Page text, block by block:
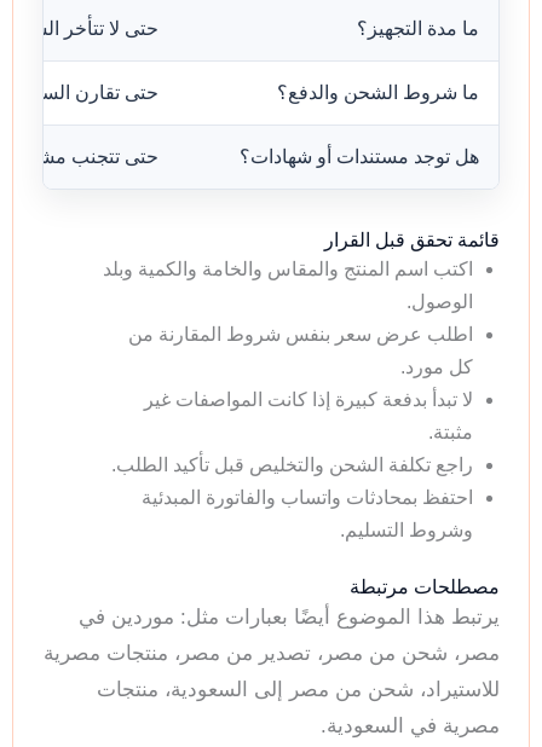
ما مدة التجهيز؟ حتى لا تتأخر الشحنة
ما شروط الشحن والدفع؟ حتى تقارن السعر
هل توجد مستندات أو شهادات؟ حتى تتجنب مشاكل
قائمة تحقق قبل القرار
اكتب اسم المنتج والمقاس والخامة والكمية وبلد
الوصول.
اطلب عرض سعر بنفس شروط المقارنة من
كل مورد.
لا تبدأ بدفعة كبيرة إذا كانت المواصفات غير
مثبتة.
راجع تكلفة الشحن والتخليص قبل تأكيد الطلب.
احتفظ بمحادثات واتساب والفاتورة المبدئية
وشروط التسليم.
مصطلحات مرتبطة
يرتبط هذا الموضوع أيضًا بعبارات مثل: موردين في
مصر، شحن من مصر، تصدير من مصر، منتجات مصرية
للاستيراد، شحن من مصر إلى السعودية، منتجات
مصرية في السعودية.